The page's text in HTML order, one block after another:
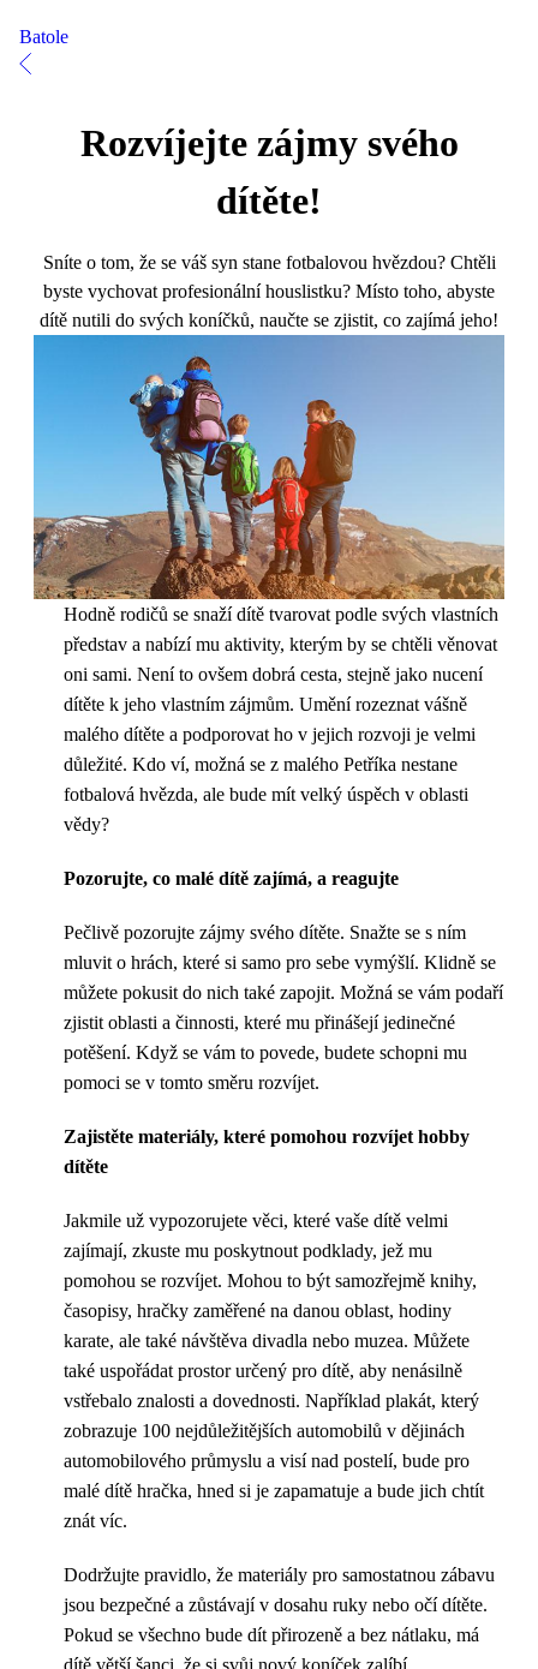
Batole
Rozvíjejte zájmy svého
dítěte!
Sníte o tom, že se váš syn stane fotbalovou hvězdou? Chtěli
byste vychovat profesionální houslistku? Místo toho, abyste
dítě nutili do svých koníčků, naučte se zjistit, co zajímá jeho!
Hodně rodičů se snaží dítě tvarovat podle svých vlastních
představ a nabízí mu aktivity, kterým by se chtěli věnovat
oni sami. Není to ovšem dobrá cesta, stejně jako nucení
dítěte k jeho vlastním zájmům. Umění rozeznat vášně
malého dítěte a podporovat ho v jejich rozvoji je velmi
důležité. Kdo ví, možná se z malého Petříka nestane
fotbalová hvězda, ale bude mít velký úspěch v oblasti
vědy?
Pozorujte, co malé dítě zajímá, a reagujte
Pečlivě pozorujte zájmy svého dítěte. Snažte se s ním
mluvit o hrách, které si samo pro sebe vymýšlí. Klidně se
můžete pokusit do nich také zapojit. Možná se vám podaří
zjistit oblasti a činnosti, které mu přinášejí jedinečné
potěšení. Když se vám to povede, budete schopni mu
pomoci se v tomto směru rozvíjet.
Zajistěte materiály, které pomohou rozvíjet hobby
dítěte
Jakmile už vypozorujete věci, které vaše dítě velmi
zajímají, zkuste mu poskytnout podklady, jež mu
pomohou se rozvíjet. Mohou to být samozřejmě knihy,
časopisy, hračky zaměřené na danou oblast, hodiny
karate, ale také návštěva divadla nebo muzea. Můžete
také uspořádat prostor určený pro dítě, aby nenásilně
vstřebalo znalosti a dovednosti. Například plakát, který
zobrazuje 100 nejdůležitějších automobilů v dějinách
automobilového průmyslu a visí nad postelí, bude pro
malé dítě hračka, hned si je zapamatuje a bude jich chtít
znát víc.
Dodržujte pravidlo, že materiály pro samostatnou zábavu
jsou bezpečné a zůstávají v dosahu ruky nebo očí dítěte.
Pokud se všechno bude dít přirozeně a bez nátlaku, má